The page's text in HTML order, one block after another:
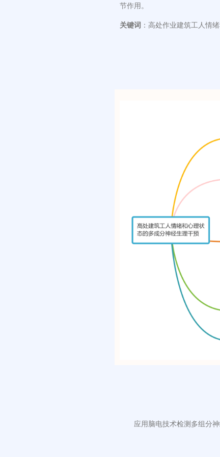
节作用。
关键词 ：高处作业建筑工人情
应用脑电技术检测多组分